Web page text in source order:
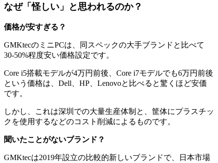
なぜ「怪しい」と思われるのか？
価格が安すぎる？
GMKtecのミニPCは、同スペックの大手ブランドと比べて
30-50%程度安い価格設定です。
Core i5搭載モデルが4万円前後、Core i7モデルでも6万円前後
という価格は、Dell、HP、Lenovoと比べると驚くほど安価
です。
しかし、これは深圳での大量生産体制と、筐体にプラスチッ
クを使用するなどのコスト削減によるものです。
聞いたことがないブランド？
GMKtecは2019年設立の比較的新しいブランドで、日本市場